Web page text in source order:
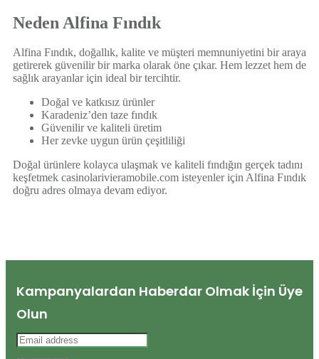
Neden Alfina Fındık
Alfina Fındık, doğallık, kalite ve müşteri memnuniyetini bir araya
getirerek güvenilir bir marka olarak öne çıkar. Hem lezzet hem de
sağlık arayanlar için ideal bir tercihtir.
Doğal ve katkısız ürünler
Karadeniz’den taze fındık
Güvenilir ve kaliteli üretim
Her zevke uygun ürün çeşitliliği
Doğal ürünlere kolayca ulaşmak ve kaliteli fındığın gerçek tadını
keşfetmek casinolarivieramobile.com isteyenler için Alfina Fındık
doğru adres olmaya devam ediyor.
Kampanyalardan Haberdar Olmak İçin Üye
Olun